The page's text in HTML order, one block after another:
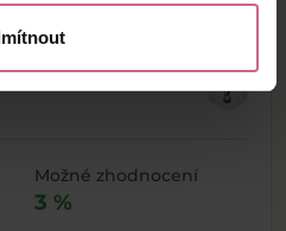
Možné zhodnocení
3 %